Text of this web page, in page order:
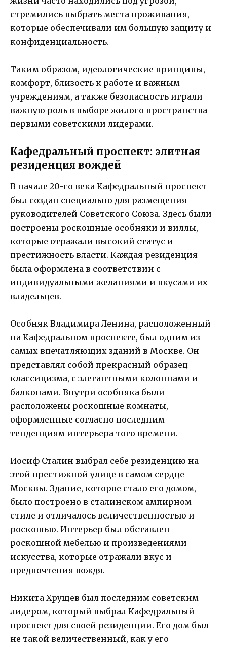
стремились выбрать места проживания,
которые обеспечивали им большую защиту и
конфиденциальность.
Таким образом, идеологические принципы,
комфорт, близость к работе и важным
учреждениям, а также безопасность играли
важную роль в выборе жилого пространства
первыми советскими лидерами.
Кафедральный проспект: элитная
резиденция вождей
В начале 20-го века Кафедральный проспект
был создан специально для размещения
руководителей Советского Союза. Здесь были
построены роскошные особняки и виллы,
которые отражали высокий статус и
престижность власти. Каждая резиденция
была оформлена в соответствии с
индивидуальными желаниями и вкусами их
владельцев.
Особняк Владимира Ленина, расположенный
на Кафедральном проспекте, был одним из
самых впечатляющих зданий в Москве. Он
представлял собой прекрасный образец
классицизма, с элегантными колоннами и
балконами. Внутри особняка были
расположены роскошные комнаты,
оформленные согласно последним
тенденциям интерьера того времени.
Иосиф Сталин выбрал себе резиденцию на
этой престижной улице в самом сердце
Москвы. Здание, которое стало его домом,
было построено в сталинском ампирном
стиле и отличалось величественностью и
роскошью. Интерьер был обставлен
роскошной мебелью и произведениями
искусства, которые отражали вкус и
предпочтения вождя.
Никита Хрущев был последним советским
лидером, который выбрал Кафедральный
проспект для своей резиденции. Его дом был
не такой величественный, как у его